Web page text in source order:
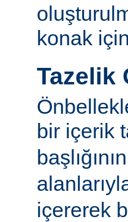
konak
Tazelik
bir içerik
başlığının
içererek